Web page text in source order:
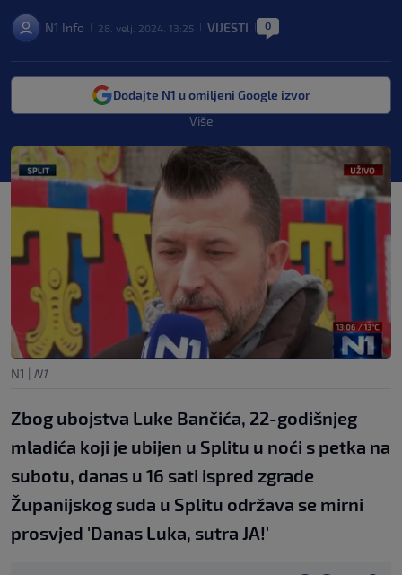
N1 Info 28. velj. 2024. 13:25 VIJESTI 0
Dodajte N1 u omiljeni Google izvor
Više
N1 | N1
Zbog ubojstva Luke Bančića, 22-godišnjeg
mladića koji je ubijen u Splitu u noći s petka na
subotu, danas u 16 sati ispred zgrade
Županijskog suda u Splitu održava se mirni
prosvjed 'Danas Luka, sutra JA!'